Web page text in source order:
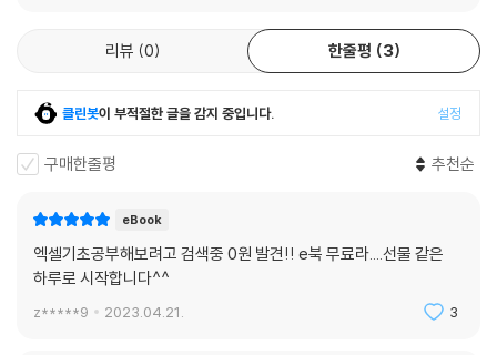
리뷰 0 한줄평 3
클린봇이 부적절한 글을 감지 중입니다. 설정
구매한줄평 추천순
eBook
엑셀기초공부해보려고 검색중 0원 발견!! e북 무료라....선물 같은
하루로 시작합니다^^
z*****9 2023.04.21. 3